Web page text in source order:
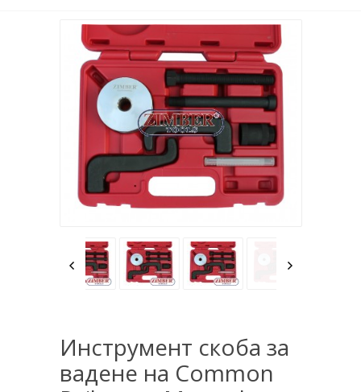
Инструмент скоба за
вадене на Common